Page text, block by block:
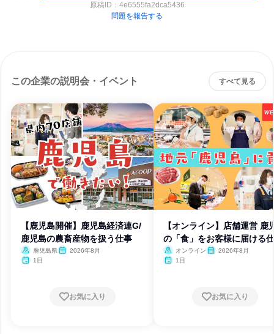
原稿ID： 4e6555fa2dca5436
問題を報告する
この企業の説明会・イベント すべて見る
【鹿児島開催】鹿児島経済連G/
鹿児島の農畜産物を扱う仕事
鹿児島県
2026年8月
1日
お気に入り
【オンライン】店舗運営 鹿
の「食」をお客様に届ける
オンライン
2026年8月
1日
お気に入り